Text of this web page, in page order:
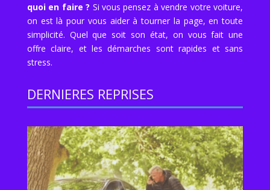
quoi en faire ? Si vous pensez à vendre votre voiture,
on est là pour vous aider à tourner la page, en toute
simplicité. Quel que soit son état, on vous fait une
offre claire, et les démarches sont rapides et sans
stress.
DERNIERES REPRISES